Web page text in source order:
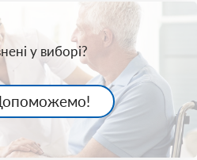
у виборі?